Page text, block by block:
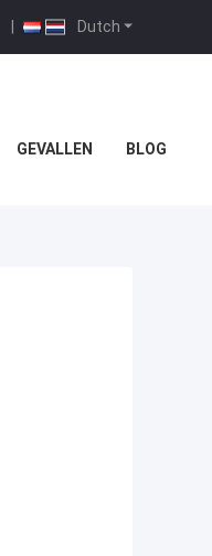
Dutch
|
GEVALLEN BLOG